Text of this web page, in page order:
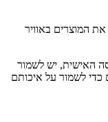
המוצרים באוויר
האישית, יש לשמור
כדי לשמור על איכותם